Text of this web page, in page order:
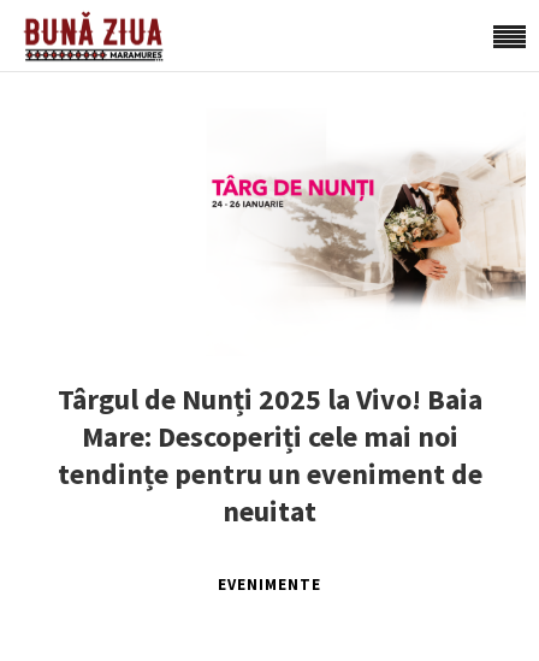
Târgul de Nunți 2025 la Vivo! Baia
Mare: Descoperiți cele mai noi
tendințe pentru un eveniment de
neuitat
EVENIMENTE